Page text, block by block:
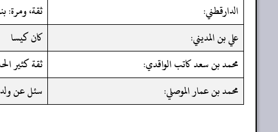
الدارقطني:
ثقة، ومرة:
علي بن المديني:
كان كيسا
محمد بن سعد كاتب الواقدي:
ثقة كثير
محمد بن عمار الموصلي:
سئل عن